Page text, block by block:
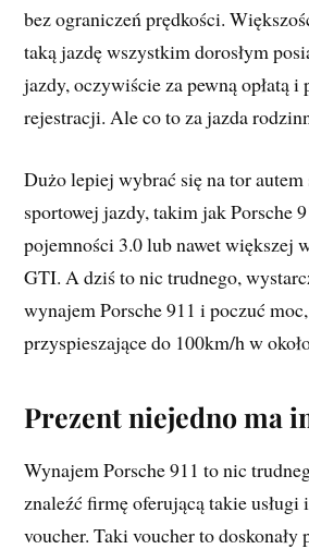
bez ograniczeń prędkości.
taką jazdę wszystkim dorosłym
jazdy, oczywiście za pewną opłatą i
rejestracji. Ale co to za jazda
Dużo lepiej wybrać się na tor
sportowej jazdy, takim jak Porsche
pojemności 3.0 lub nawet większej
GTI. A dziś to nic trudnego,
wynajem Porsche 911 i poczuć
przyspieszające do 100km/h w
Prezent niejedno ma
Wynajem Porsche 911 to nic
znaleźć firmę oferującą takie
voucher. Taki voucher to doskonały